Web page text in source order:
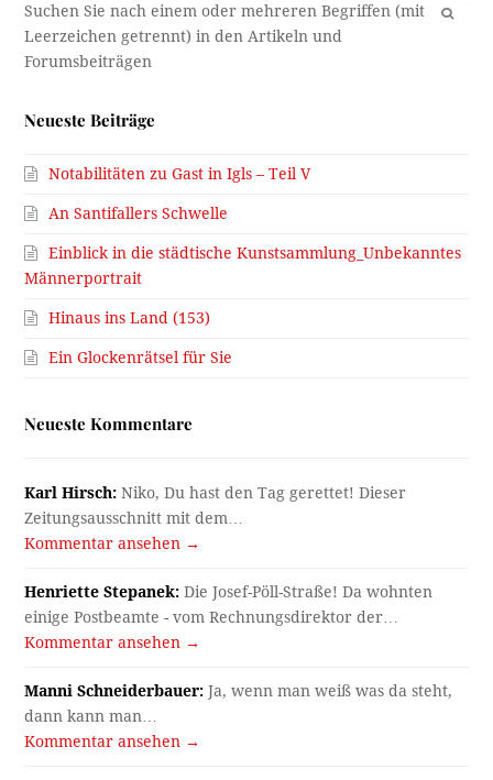
OK
Neueste Beiträge
Notabilitäten zu Gast in Igls – Teil V
An Santifallers Schwelle
Einblick in die städtische Kunstsammlung_Unbekanntes
Männerportrait
Hinaus ins Land (153)
Ein Glockenrätsel für Sie
Neueste Kommentare
Karl Hirsch: Niko, Du hast den Tag gerettet! Dieser
Zeitungsausschnitt mit dem…
Kommentar ansehen →
Henriette Stepanek: Die Josef-Pöll-Straße! Da wohnten
einige Postbeamte - vom Rechnungsdirektor der…
Kommentar ansehen →
Manni Schneiderbauer: Ja, wenn man weiß was da steht,
dann kann man…
Kommentar ansehen →